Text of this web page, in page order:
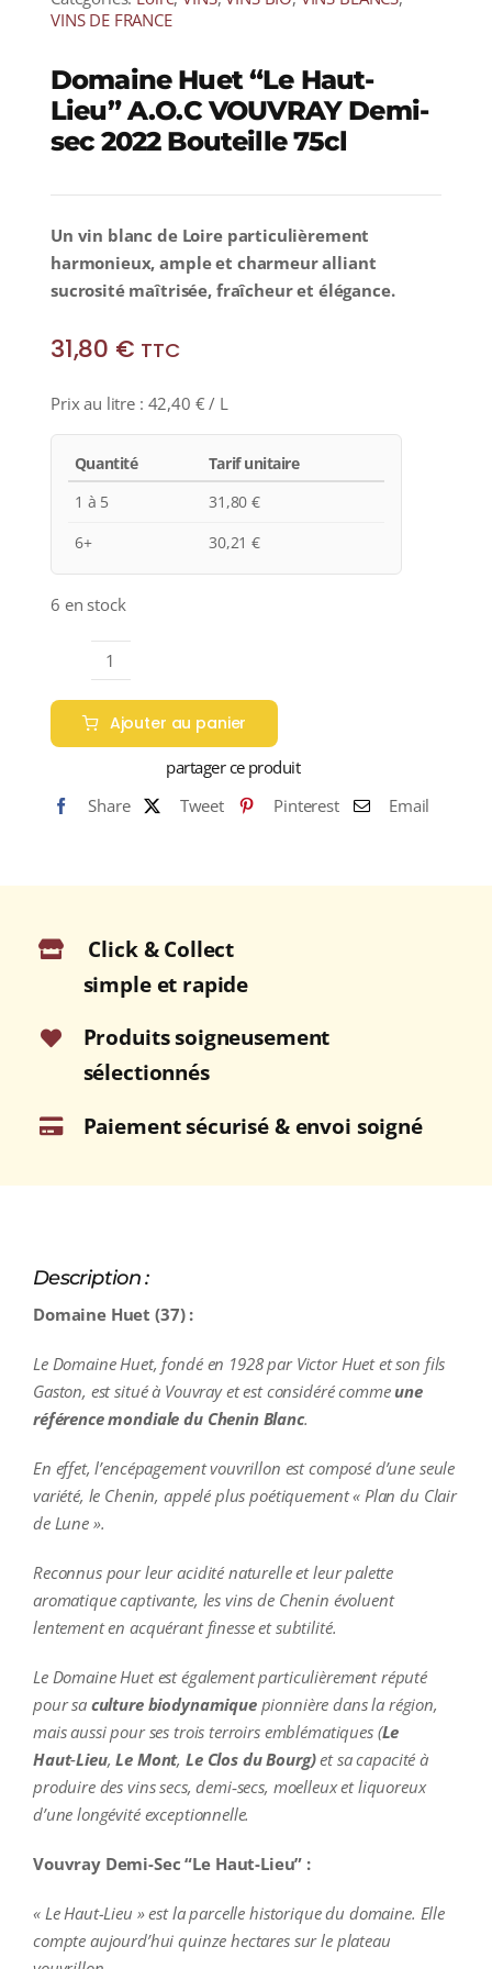
VINS DE FRANCE
Domaine Huet “Le Haut-
Lieu” A.O.C VOUVRAY Demi-
sec 2022 Bouteille 75cl
Un vin blanc de Loire particulièrement
harmonieux, ample et charmeur alliant
sucrosité maîtrisée, fraîcheur et élégance.
31,80 € TTC
Prix au litre : 42,40 € / L
Quantité
Tarif unitaire
1 à 5
31,80€
6+
30,21€
6 en stock
quantité
de
Domaine
Huet
Haut-
VOUVRAY
sec
2022
Bouteille
75cl
Ajouter au panier
partager ce produit
Share
Tweet Pinterest Email
Click & Collect
simple et rapide
Produits soigneusement
sélectionnés
Paiement sécurisé & envoi soigné
Description :
Domaine Huet (37) :
Le Domaine Huet, fondé en 1928 par Victor Huet et son fils
Gaston, est situé à Vouvray et est considéré commeune
référence mondiale du Chenin Blanc.
En effet, l’encépagement vouvrillon est composé d’une seule
variété, le Chenin, appelé plus poétiquement « Plan du Clair
de Lune ».
Reconnus pour leur acidité naturelle et leur palette
aromatique captivante, les vins de Chenin évoluent
lentement en acquérant finesse et subtilité.
Le Domaine Huet est également particulièrement réputé
pour sa culture biodynamiquepionnière dans la région,
mais aussi pour ses trois terroirs emblématiques (Le
Haut‑Lieu,Le Mont, Le Clos du Bourg)et sa capacité à
produire des vins secs, demi‑secs, moelleux et liquoreux
d’une longévité exceptionnelle.
Vouvray Demi-Sec “Le Haut-Lieu” :
« Le Haut-Lieu » est la parcelle historique du domaine. Elle
compte aujourd’hui quinze hectares sur le plateau